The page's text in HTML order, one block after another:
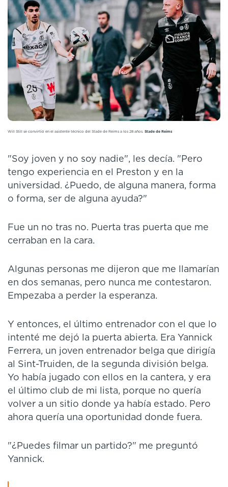
Will Still se convirtió en el asistente técnico del Stade de Reims a los 28 años. Stade de Reims
"Soy joven y no soy nadie", les decía. "Pero
tengo experiencia en el Preston y en la
universidad. ¿Puedo, de alguna manera, forma
o forma, ser de alguna ayuda?"
Fue un no tras no. Puerta tras puerta que me
cerraban en la cara.
Algunas personas me dijeron que me llamarían
en dos semanas, pero nunca me contestaron.
Empezaba a perder la esperanza.
Y entonces, el último entrenador con el que lo
intenté me dejó la puerta abierta. Era Yannick
Ferrera, un joven entrenador belga que dirigía
al Sint-Truiden, de la segunda división belga.
Yo había jugado con ellos en la cantera, y era
el último club de mi lista, porque no quería
volver a un sitio donde ya había estado. Pero
ahora quería una oportunidad donde fuera.
"¿Puedes filmar un partido?" me preguntó
Yannick.